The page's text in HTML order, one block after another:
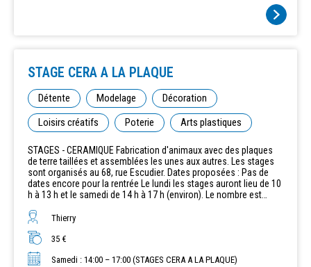
STAGE CERA A LA PLAQUE
Détente Modelage
Décoration
Loisirs créatifs
Poterie Arts plastiques
STAGES - CERAMIQUE Fabrication d'animaux avec des plaques
de terre taillées et assemblées les unes aux autres. Les stages
sont organisés au 68, rue Escudier. Dates proposées : Pas de
dates encore pour la rentrée Le lundi les stages auront lieu de 10
h à 13 h et le samedi de 14 h à 17 h (environ). Le nombre est
Thierry
35 €
Samedi : 14:00 – 17:00 (STAGES CERA A LA PLAQUE)